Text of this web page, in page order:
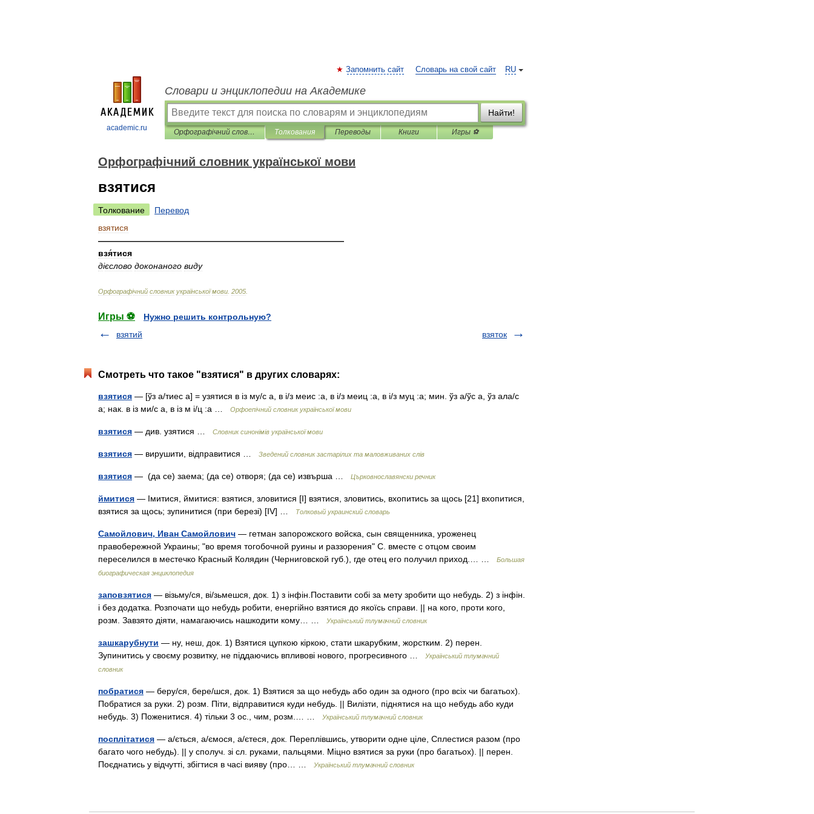
academic.ru
RU
Запомнить сайт Словарь на свой сайт
Словари и энциклопедии на Академике
Найти!
Орфографічний словник української мови Толкования Переводы Книги Игры ⚽
Орфографічний словник української мови
взятися
Толкование
Перевод
взятися
—————————————————————————————
взя́тися
дієслово доконаного виду
Орфографічний словник української мови 2005
Игры ⚽
Нужно решить контрольную?
взятий
взяток
Смотреть что такое "взятися" в других словарях:
взятися — [ўз а/тиес а] = узятися в із му/с а, в і/з меис :а, в і/з меиц :а, в і/з муц :а; мин. ўз а/ўс а, ўз ала/с
а; нак. в із ми/с а, в із м і/ц :а …
Орфоепічний словник української мови
взятися — див. узятися … Словник синонімів української мови
взятися — вирушити, відправитися … Зведений словник застарілих та маловживаних слів
взятися — (да се) заема; (да се) отворя; (да се) извърша … Църковнославянски речник
ймитися — Імитися, ймитися: взятися, зловитися [I] взятися, зловитись, вхопитись за щось [21] вхопитися,
взятися за щось; зупинитися (при березі) [IV] …
Толковый украинский словарь
Самойлович, Иван Самойлович — гетман запорожского войска, сын священника, уроженец
правобережной Украины; "во время тогобочной руины и раззорения" С. вместе с отцом своим
переселился в местечко Красный Колядин (Черниговской губ.), где отец его получил приход.… …
Большая
биографическая энциклопедия
заповзятися — візьму/ся, ві/зьмешся, док. 1) з інфін.Поставити собі за мету зробити що небудь. 2) з інфін.
і без додатка. Розпочати що небудь робити, енергійно взятися до якоїсь справи. || на кого, проти кого,
розм. Завзято діяти, намагаючись нашкодити кому… …
Український тлумачний словник
зашкарубнути — ну, неш, док. 1) Взятися цупкою кіркою, стати шкарубким, жорстким. 2) перен.
Зупинитись у своєму розвитку, не піддаючись впливові нового, прогресивного …
Український тлумачний
словник
побратися — беру/ся, бере/шся, док. 1) Взятися за що небудь або один за одного (про всіх чи багатьох).
Побратися за руки. 2) розм. Піти, відправитися куди небудь. || Вилізти, піднятися на що небудь або куди
небудь. 3) Поженитися. 4) тільки 3 ос., чим, розм.… …
Український тлумачний словник
посплітатися — а/ється, а/ємося, а/єтеся, док. Переплівшись, утворити одне ціле, Сплестися разом (про
багато чого небудь). || у сполуч. зі сл. руками, пальцями. Міцно взятися за руки (про багатьох). || перен.
Поєднатись у відчутті, збігтися в часі вияву (про… …
Український тлумачний словник